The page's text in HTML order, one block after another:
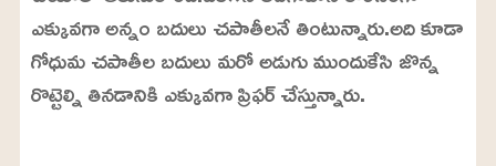
ఎక్కువగా అన్నం బదులు చపాతీలనే తింటున్నారు.అది కూడా
గోధుమ చపాతీల బదులు మరో అడుగు ముందుకేసి జొన్న
రొట్టెల్ని తినడానికి ఎక్కువగా ప్రిఫర్ చేస్తున్నారు.